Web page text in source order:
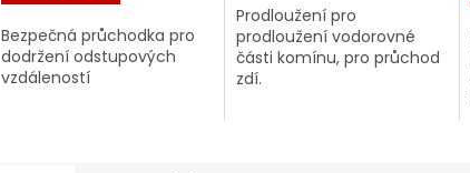
Bezpečná průchodka pro
dodržení odstupových
vzdáleností
Prodloužení pro
prodloužení vodorovné
části komínu, pro průchod
zdí.